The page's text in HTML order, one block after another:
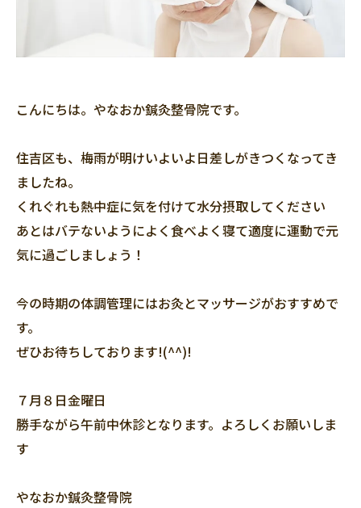
こんにちは。やなおか鍼灸整骨院です。
住吉区も、梅雨が明けいよいよ日差しがきつくなってき
ましたね。
くれぐれも熱中症に気を付けて水分摂取してください
あとはバテないようによく食べよく寝て適度に運動で元
気に過ごしましょう！
今の時期の体調管理にはお灸とマッサージがおすすめで
す。
ぜひお待ちしております!(^^)!
７月８日金曜日
勝手ながら午前中休診となります。よろしくお願いしま
す
やなおか鍼灸整骨院